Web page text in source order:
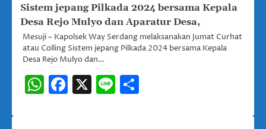
Sistem jepang Pilkada 2024 bersama Kepala
Desa Rejo Mulyo dan Aparatur Desa,
Mesuji – Kapolsek Way Serdang melaksanakan Jumat Curhat
atau Colling Sistem jepang Pilkada 2024 bersama Kepala
Desa Rejo Mulyo dan…
WhatsApp
Facebook
X Line